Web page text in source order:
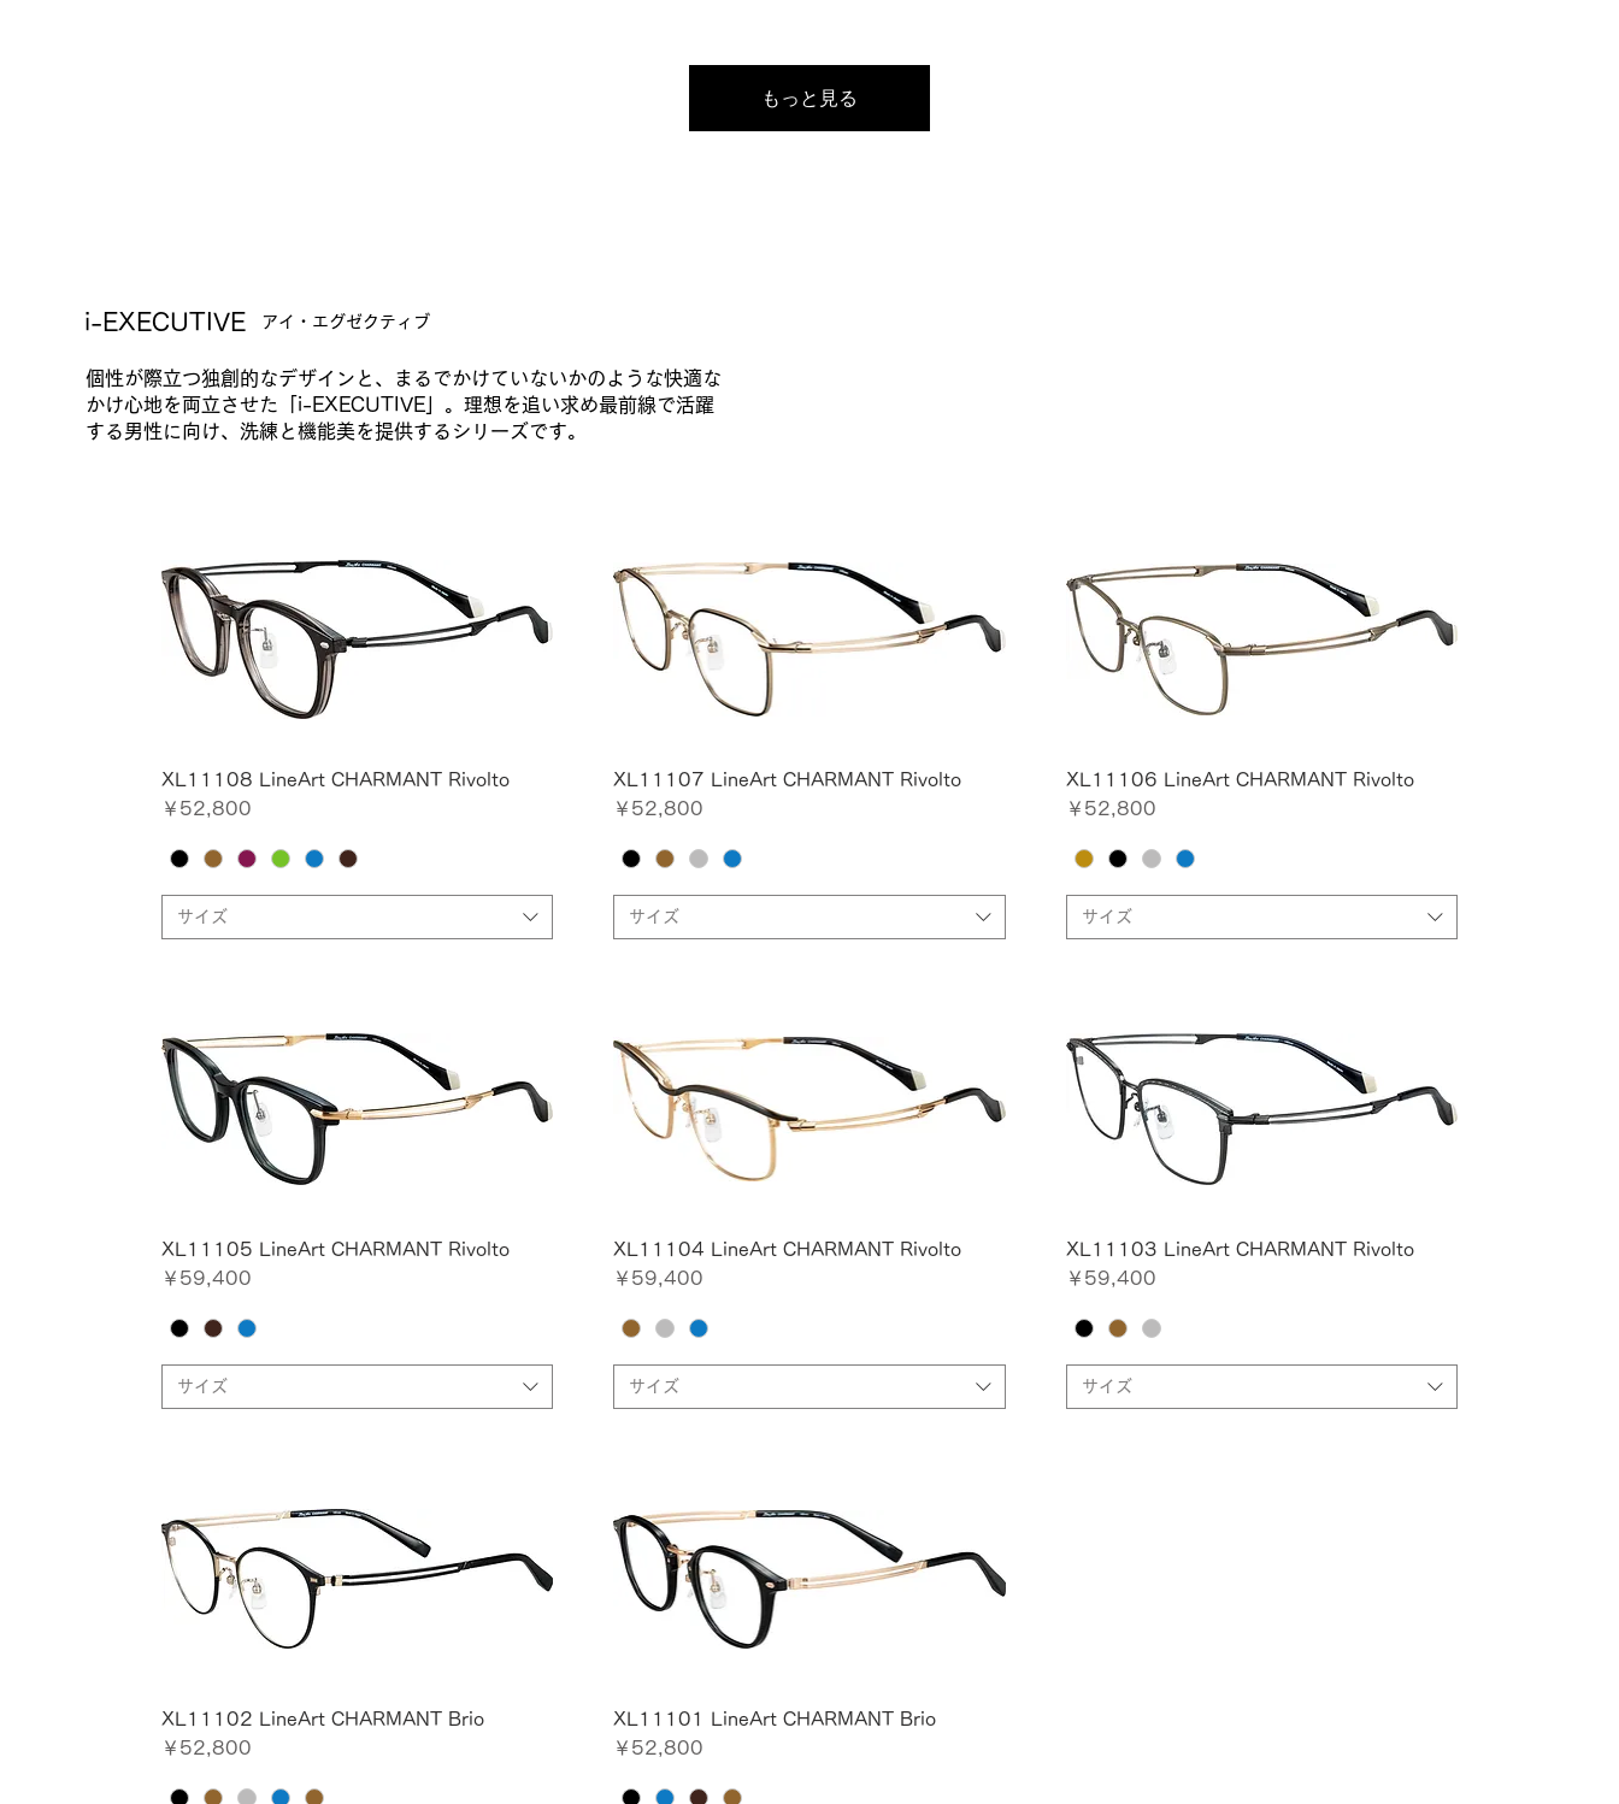
もっと見る
i-EXECUTIVE​ アイ・エグゼクティブ
個性が際立つ独創的なデザインと、まるでかけていないかのような快適な
かけ心地を両立させた「i-EXECUTIVE」。理想を追い求め最前線で活躍
する男性に向け、洗練と機能美を提供するシリーズです。
XL11108 LineArt CHARMANT Rivolto
価格
￥52,800
サイズ
XL11107 LineArt CHARMANT Rivolto
価格
￥52,800
サイズ
XL11106 LineArt CHARMANT Rivolto
価格
￥52,800
サイズ
XL11105 LineArt CHARMANT Rivolto
価格
￥59,400
サイズ
XL11104 LineArt CHARMANT Rivolto
価格
￥59,400
サイズ
XL11103 LineArt CHARMANT Rivolto
価格
￥59,400
サイズ
XL11102 LineArt CHARMANT Brio
価格
￥52,800
XL11101 LineArt CHARMANT Brio
価格
￥52,800